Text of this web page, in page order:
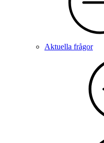
Aktuella frågor